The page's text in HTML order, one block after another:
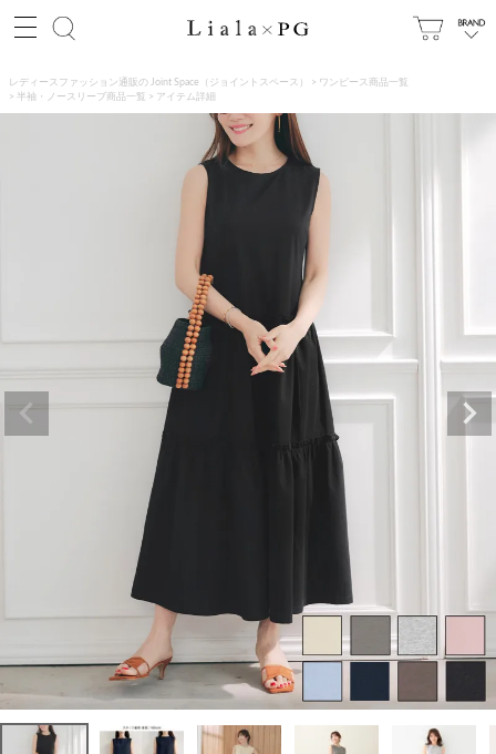
レディースファッション通販の Joint Space（ジョイントスペース）
ワンピース商品一覧
半袖・ノースリーブ商品一覧
アイテム詳細